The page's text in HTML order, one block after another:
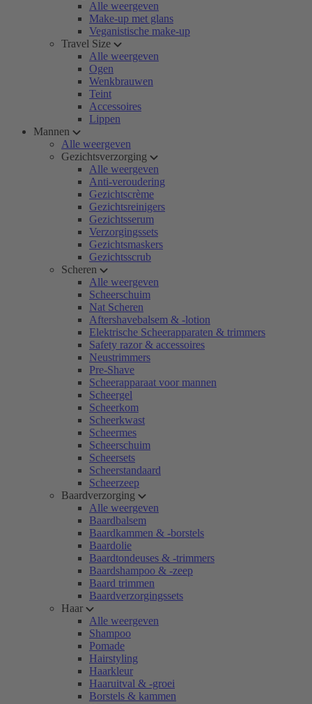
Alle weergeven
Make-up met glans
Veganistische make-up
Travel Size
Alle weergeven
Ogen
Wenkbrauwen
Teint
Accessoires
Lippen
Mannen
Alle weergeven
Gezichtsverzorging
Alle weergeven
Anti-veroudering
Gezichtscrème
Gezichtsreinigers
Gezichtsserum
Verzorgingssets
Gezichtsmaskers
Gezichtsscrub
Scheren
Alle weergeven
Scheerschuim
Nat Scheren
Aftershavebalsem & -lotion
Elektrische Scheerapparaten & trimmers
Safety razor & accessoires
Neustrimmers
Pre-Shave
Scheerapparaat voor mannen
Scheergel
Scheerkom
Scheerkwast
Scheermes
Scheerschuim
Scheersets
Scheerstandaard
Scheerzeep
Baardverzorging
Alle weergeven
Baardbalsem
Baardkammen & -borstels
Baardolie
Baardtondeuses & -trimmers
Baardshampoo & -zeep
Baard trimmen
Baardverzorgingssets
Haar
Alle weergeven
Shampoo
Pomade
Hairstyling
Haarkleur
Haaruitval & -groei
Borstels & kammen